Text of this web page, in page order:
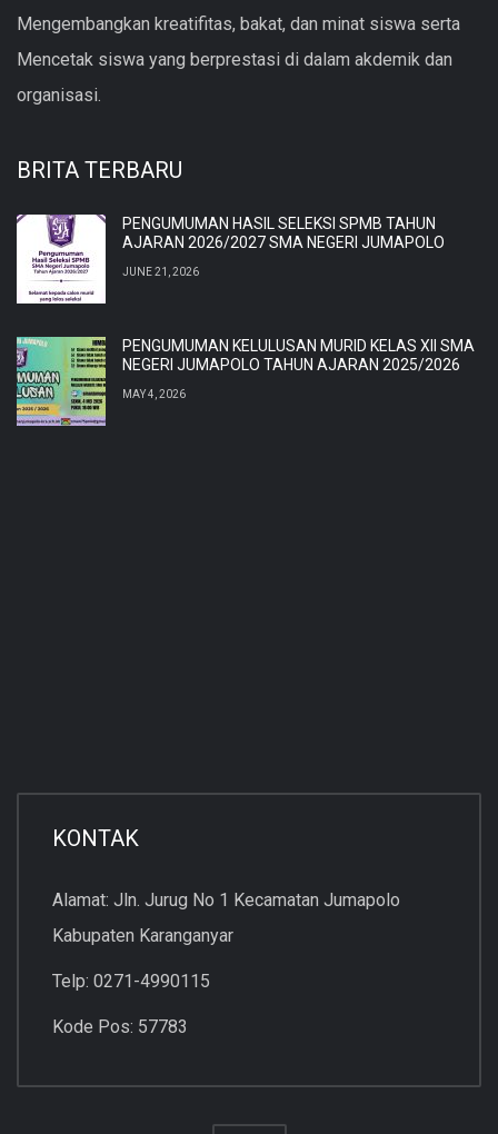
Mengembangkan kreatifitas, bakat, dan minat siswa serta
Mencetak siswa yang berprestasi di dalam akdemik dan
organisasi.
BRITA TERBARU
PENGUMUMAN HASIL SELEKSI SPMB TAHUN
AJARAN 2026/2027 SMA NEGERI JUMAPOLO
JUNE 21, 2026
PENGUMUMAN KELULUSAN MURID KELAS XII SMA
NEGERI JUMAPOLO TAHUN AJARAN 2025/2026
MAY 4, 2026
KONTAK
Alamat: Jln. Jurug No 1 Kecamatan Jumapolo
Kabupaten Karanganyar
Telp: 0271-4990115
Kode Pos: 57783